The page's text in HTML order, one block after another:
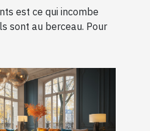
est ce qui incombe
sont au berceau. Pour